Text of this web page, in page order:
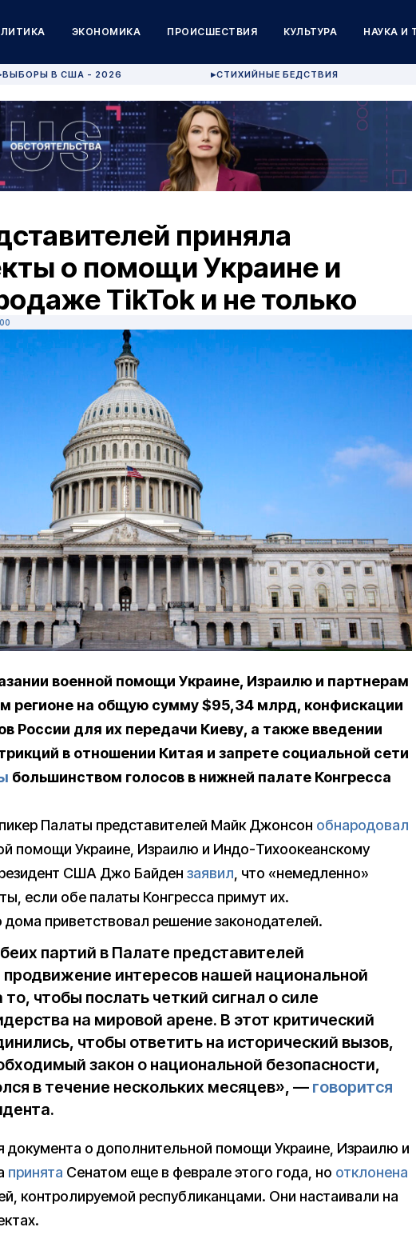
ЭКОНОМИКА ПРОИСШЕСТВИЯ КУЛЬТУРА НАУКА И
ВЫБОРЫ В США - 2026 ▶СТИХИЙНЫЕ БЕДСТВИЯ
приняла
о помощи Украине и
TikTok и не только
военной помощи Украине, Израилю и партнерам
регионе на общую сумму $95,34 млрд, конфискации
России для их передачи Киеву, а также введении
в отношении Китая и запрете социальной сети
большинством голосов в нижней палате Конгресса
Палаты представителей Майк Джонсон обнародовал
помощи Украине, Израилю и Индо-Тихоокеанскому
США Джо Байден заявил, что «немедленно»
если обе палаты Конгресса примут их.
дома приветствовал решение законодателей.
партий в Палате представителей
продвижение интересов нашей национальной
то, чтобы послать четкий сигнал о силе
на мировой арене. В этот критический
чтобы ответить на исторический вызов,
закон о национальной безопасности,
в течение нескольких месяцев», — говорится
документа о дополнительной помощи Украине, Израилю и
принята Сенатом еще в феврале этого года, но отклонена
контролируемой республиканцами. Они настаивали на